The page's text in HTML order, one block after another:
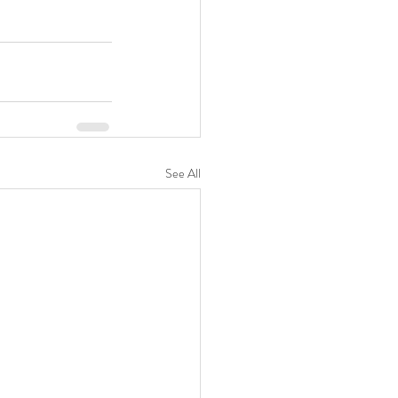
See All